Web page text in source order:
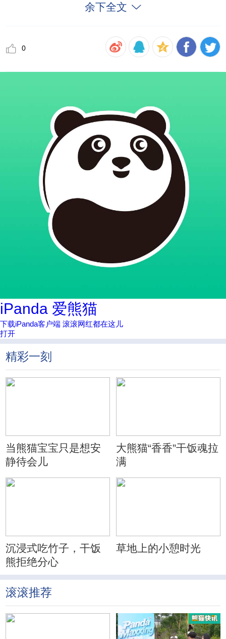
余下全文
0
iPanda 爱熊猫
下载iPanda客户端 滚滚网红都在这儿
打开
精彩一刻
当熊猫宝宝只是想安
静待会儿
大熊猫“香香”干饭魂拉
满
沉浸式吃竹子，干饭
熊拒绝分心
草地上的小憩时光
滚滚推荐